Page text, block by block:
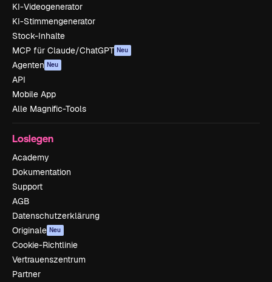
KI-Videogenerator
KI-Stimmengenerator
Stock-Inhalte
MCP für Claude/ChatGPT Neu
Agenten Neu
API
Mobile App
Alle Magnific-Tools
Loslegen
Academy
Dokumentation
Support
AGB
Datenschutzerklärung
Originale Neu
Cookie-Richtlinie
Vertrauenszentrum
Partner